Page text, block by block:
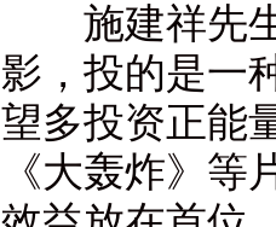
施建祥先生
影，投的是一
望多投资正能
《大轰炸》